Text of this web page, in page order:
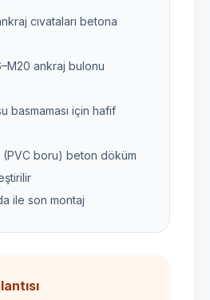
cıvataları betona
ankraj bulonu
basmaması için hafif
(PVC boru) beton döküm
ile son montaj